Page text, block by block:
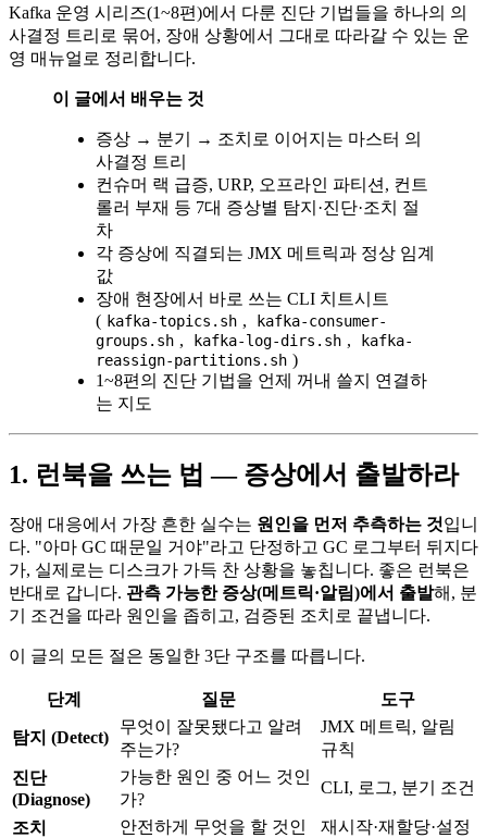
Kafka 운영 시리즈(1~8편)에서 다룬 진단 기법들을 하나의 의
사결정 트리로 묶어, 장애 상황에서 그대로 따라갈 수 있는 운
영 매뉴얼로 정리합니다.
이 글에서 배우는 것
증상 → 분기 → 조치로 이어지는 마스터 의
사결정 트리
컨슈머 랙 급증, URP, 오프라인 파티션, 컨트
롤러 부재 등 7대 증상별 탐지·진단·조치 절
차
각 증상에 직결되는 JMX 메트릭과 정상 임계
값
장애 현장에서 바로 쓰는 CLI 치트시트
( kafka-topics.sh ,
kafka-consumer-
groups.sh , kafka-log-dirs.sh ,
kafka-
reassign-partitions.sh )
1~8편의 진단 기법을 언제 꺼내 쓸지 연결하
는 지도
1. 런북을 쓰는 법 — 증상에서 출발하라
장애 대응에서 가장 흔한 실수는 원인을 먼저 추측하는 것입니
다. "아마 GC 때문일 거야"라고 단정하고 GC 로그부터 뒤지다
가, 실제로는 디스크가 가득 찬 상황을 놓칩니다. 좋은 런북은
반대로 갑니다. 관측 가능한 증상(메트릭·알림)에서 출발해, 분
기 조건을 따라 원인을 좁히고, 검증된 조치로 끝냅니다.
이 글의 모든 절은 동일한 3단 구조를 따릅니다.
단계 질문 도구
탐지 (Detect)
무엇이 잘못됐다고 알려
주는가?
JMX 메트릭, 알림
규칙
진단
(Diagnose)
가능한 원인 중 어느 것인
가?
CLI, 로그, 분기 조건
조치
안전하게 무엇을 할 것인
재시작·재할당·설정